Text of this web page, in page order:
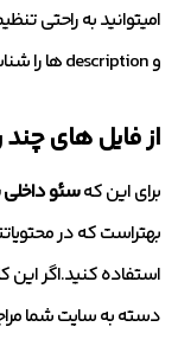
و description ها را شناسایی کند
از فایل های
برای این کهسئو
بهتراست که در
استفاده کنید.اگر این
دسته به سایت شما